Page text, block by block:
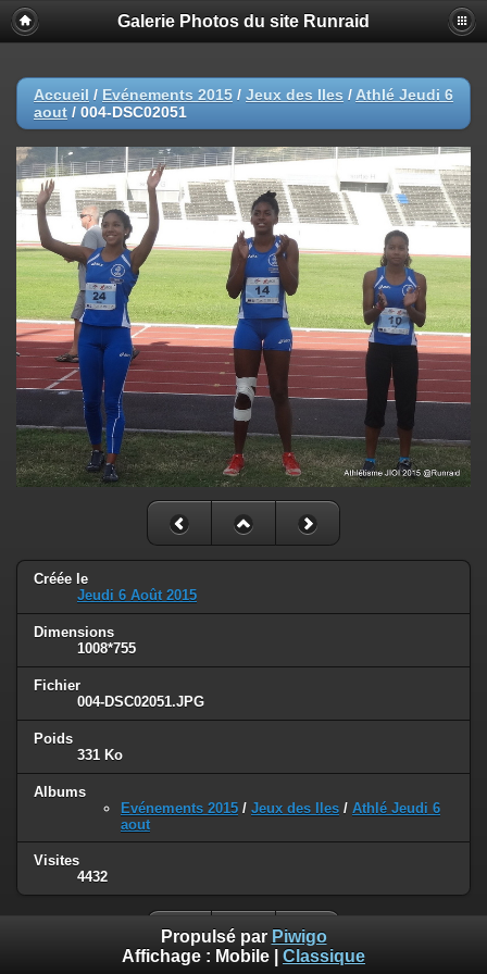
Galerie Photos du site Runraid
Accueil / Evénements 2015 / Jeux des Iles / Athlé Jeudi 6
aout / 004-DSC02051
Créée le
Jeudi 6 Août 2015
Dimensions
1008*755
Fichier
004-DSC02051.JPG
Poids
331 Ko
Albums
Evénements 2015 / Jeux des Iles / Athlé Jeudi 6
aout
Visites
4432
Propulsé par Piwigo
Affichage : Mobile Classique